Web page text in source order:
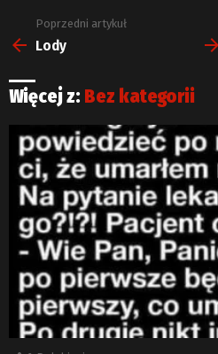
Zobacz
więcej
Poprzedni artykuł
Lody
Więcej z: Bez kategorii